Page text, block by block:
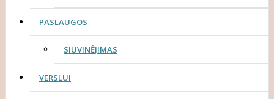
PASLAUGOS
SIUVINĖJIMAS
VERSLUI